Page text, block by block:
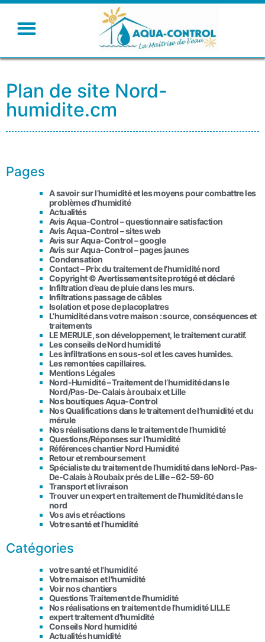
Plan de site Nord-
humidite.cm
Pages
A savoir sur l’humidité et les moyens pour combattre les
problèmes d’humidité
Actualités
Avis Aqua-Control – questionnaire satisfaction
Avis Aqua-Control – sites web
Avis sur Aqua-Control – google
Avis sur Aqua-Control – pages jaunes
Condensation
Contact – Prix du traitement de l’humidité nord
Copyright © Avertissement site protégé et déclaré
Infiltration d’eau de pluie dans les murs.
Infiltrations passage de câbles
Isolation et pose de placoplatres
L’humidité dans votre maison : source, conséquences et
traitements
LE MERULE, son développement, le traitement curatif.
Les conseils de Nord humidité
Les infiltrations en sous-sol et les caves humides.
Les remontées capillaires.
Mentions Légales
Nord-Humidité – Traitement de l’humidité dans le
Nord/Pas-De-Calais à roubaix et Lille
Nos boutiques Aqua-Control
Nos Qualifications dans le traitement de l’humidité et du
mérule
Nos réalisations dans le traitement de l’humidité
Questions/Réponses sur l’humidité
Références chantier Nord Humidité
Retour et remboursement
Spécialiste du traitement de l’humidité dans leNord-Pas-
De-Calais à Roubaix prés de Lille – 62-59-60
Transport et livraison
Trouver un expert en traitement de l’humidité dans le
nord
Vos avis et réactions
Votre santé et l’humidité
Catégories
votre santé et l'humidité
Votre maison et l'humidité
Voir nos chantiers
Questions Traitement de l'humidité
Nos réalisations en traitement de l'humidité LILLE
expert traitement d'humidité
Conseils Nord humidité
Actualités humidité